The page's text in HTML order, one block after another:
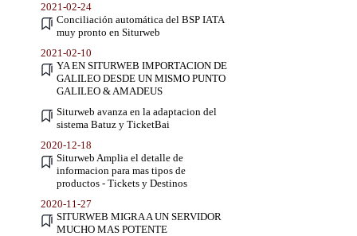
2021-02-24
Conciliación automática del BSP IATA
muy pronto en Siturweb
2021-02-10
YA EN SITURWEB IMPORTACION DE
GALILEO DESDE UN MISMO PUNTO
GALILEO & AMADEUS
Siturweb avanza en la adaptacion del
sistema Batuz y TicketBai
2020-12-18
Siturweb Amplia el detalle de
informacion para mas tipos de
productos - Tickets y Destinos
2020-11-27
SITURWEB MIGRA A UN SERVIDOR
MUCHO MAS POTENTE